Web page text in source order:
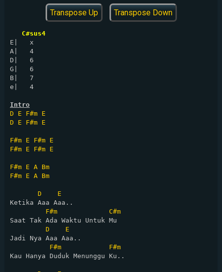
Transpose Up Transpose Down
C#sus4
E|   x
A|   4
D|   6
G|   6
B|   7
e|   4
Intro
D
E F#m E
D
E F#m E
F#m E F#m E
F#m E F#m E
F#m E A Bm
F#m E A Bm
D
E
Ketika Aaa Aaa..
F#m
C#m
Saat Tak Ada Waktu Untuk Mu
D
E
Jadi Nya Aaa Aaa..
F#m
F#m
Kau Hanya Duduk Menunggu Ku..